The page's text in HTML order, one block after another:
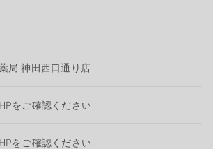
局 神田西口通り店
をご確認ください
をご確認ください